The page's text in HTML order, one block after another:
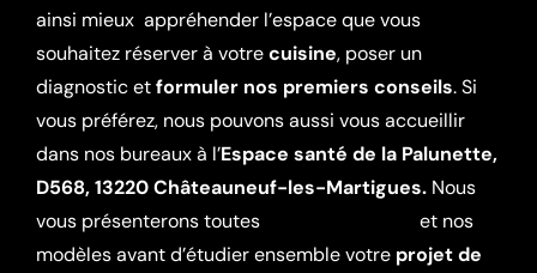
ainsi mieux appréhender l’espace que vous
souhaitez réserver à votrecuisine, poser un
diagnostic etformuler nos premiers conseils. Si
vous préférez, nous pouvons aussi vous accueillir
dans nos bureaux à l’Espace santé de la Palunette,
D568, 13220 Châteauneuf-les-Martigues. Nous
vous présenterons toutes
et nos
modèles avant d’étudier ensemble votre projet de